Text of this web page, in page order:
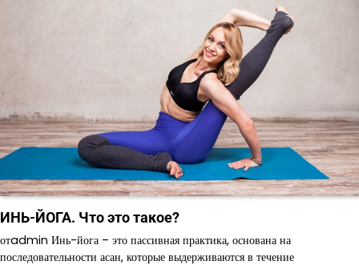
ИНЬ-ЙОГА. Что это такое?
отadmin Инь-йога – это пассивная практика, основана на
последовательности асан, которые выдерживаются в течение